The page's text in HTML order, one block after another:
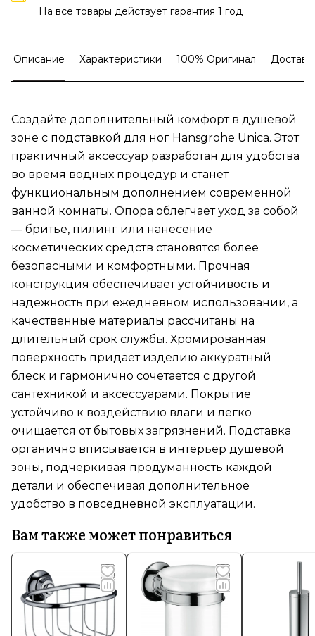
На все товары действует гарантия 1 год
Описание Характеристики 100% Оригинал
Создайте дополнительный комфорт в душевой
зоне с подставкой для ног Hansgrohe Unica. Этот
практичный аксессуар разработан для удобства
во время водных процедур и станет
функциональным дополнением современной
ванной комнаты. Опора облегчает уход за собой
— бритье, пилинг или нанесение
косметических средств становятся более
безопасными и комфортными. Прочная
конструкция обеспечивает устойчивость и
надежность при ежедневном использовании, а
качественные материалы рассчитаны на
длительный срок службы. Хромированная
поверхность придает изделию аккуратный
блеск и гармонично сочетается с другой
сантехникой и аксессуарами. Покрытие
устойчиво к воздействию влаги и легко
очищается от бытовых загрязнений. Подставка
органично вписывается в интерьер душевой
зоны, подчеркивая продуманность каждой
детали и обеспечивая дополнительное
удобство в повседневной эксплуатации.
Вам также может понравиться